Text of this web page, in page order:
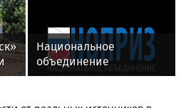
Национальное
объединение
изыскателей и